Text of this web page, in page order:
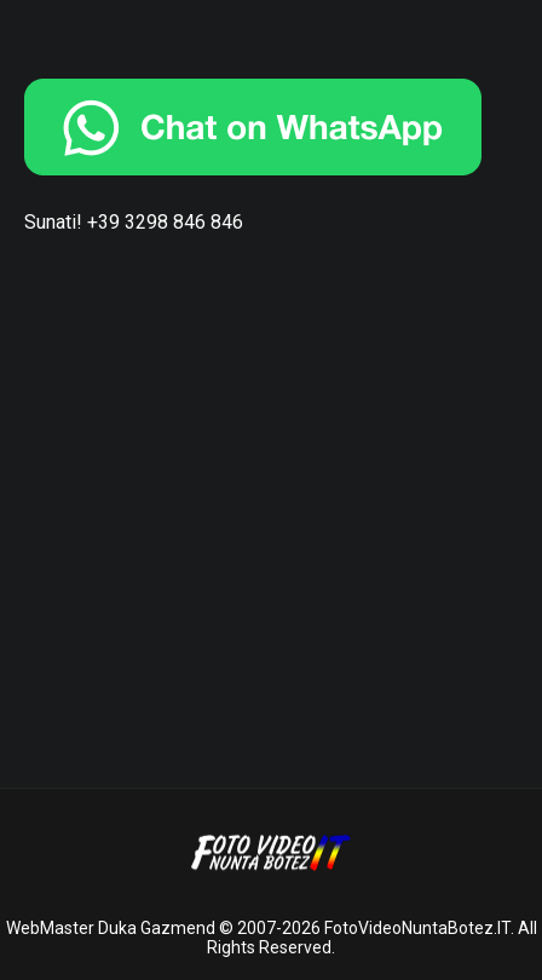
Sunati! +39 3298 846 846
WebMaster Duka Gazmend © 2007-2026 FotoVideoNuntaBotez.IT. All
Rights Reserved.